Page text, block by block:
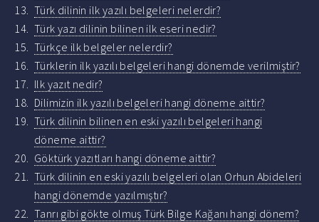
Türk dilinin ilk yazılı belgeleri nelerdir?
Türk yazı dilinin bilinen ilk eseri nedir?
Türkçe ilk belgeler nelerdir?
Türklerin ilk yazılı belgeleri hangi dönemde verilmiştir?
Ilk yazıt nedir?
Dilimizin ilk yazılı belgeleri hangi döneme aittir?
Türk dilinin bilinen en eski yazılı belgeleri hangi
döneme aittir?
Göktürk yazıtları hangi döneme aittir?
Türk dilinin en eski yazılı belgeleri olan Orhun Abideleri
hangi dönemde yazılmıştır?
Tanrı gibi gökte olmuş Türk Bilge Kağanı hangi dönem?